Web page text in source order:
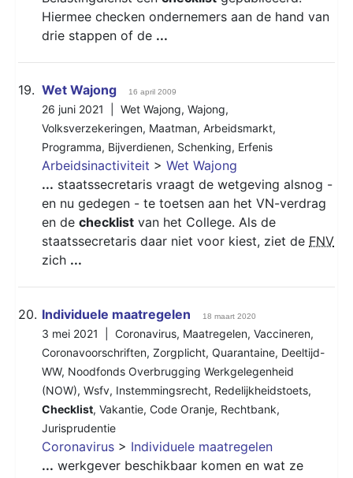
Hiermee checken ondernemers aan de hand van
drie stappen of de ...
19. Wet Wajong 16 april 2009
26 juni 2021 | Wet Wajong, Wajong,
Volksverzekeringen, Maatman, Arbeidsmarkt,
Programma, Bijverdienen, Schenking, Erfenis
Arbeidsinactiviteit > Wet Wajong
... staatssecretaris vraagt de wetgeving alsnog -
en nu gedegen - te toetsen aan het VN-verdrag
en de checklist van het College. Als de
staatssecretaris daar niet voor kiest, ziet de FNV
zich ...
20. Individuele maatregelen 18 maart 2020
3 mei 2021 | Coronavirus, Maatregelen, Vaccineren,
Coronavoorschriften, Zorgplicht, Quarantaine, Deeltijd-
WW, Noodfonds Overbrugging Werkgelegenheid
(NOW), Wsfv, Instemmingsrecht, Redelijkheidstoets,
Checklist, Vakantie, Code Oranje, Rechtbank,
Jurisprudentie
Coronavirus > Individuele maatregelen
... werkgever beschikbaar komen en wat ze